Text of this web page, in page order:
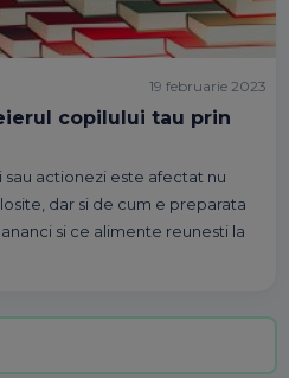
copilului tau prin
sau actionezi este afectat nu
dar si de cum e preparata
si ce alimente reunesti la
19 februarie 2023